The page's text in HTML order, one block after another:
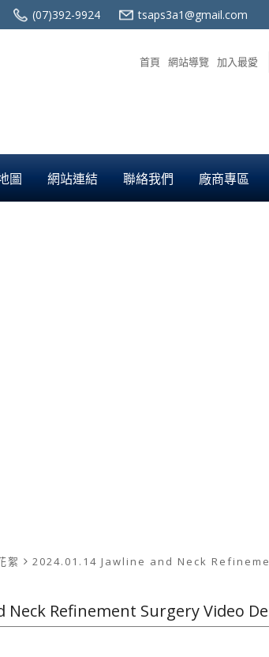
(07)392-9924 tsaps3a1@gmail.com
首頁 網站導覽 加入最愛
圖 網站連結 聯絡我們 廠商專區
絮 2024.01.14 Jawline and Neck
Neck Refinement Surgery Video